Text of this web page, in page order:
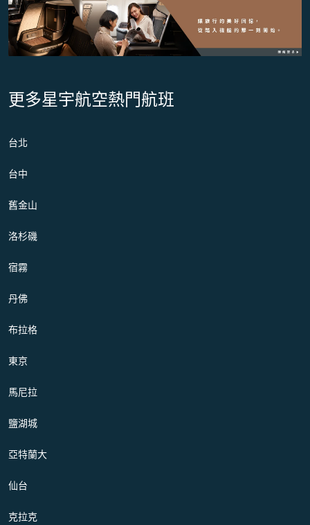
更多星宇航空熱門航班
台北
台中
舊金山
洛杉磯
宿霧
丹佛
布拉格
東京
馬尼拉
鹽湖城
亞特蘭大
仙台
克拉克